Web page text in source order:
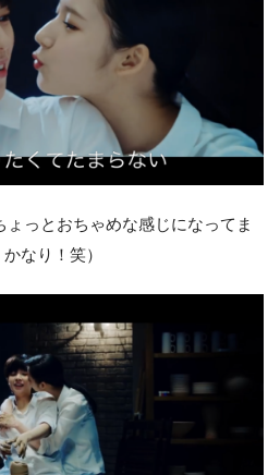
っとおちゃめな感じになってま
なり！笑）